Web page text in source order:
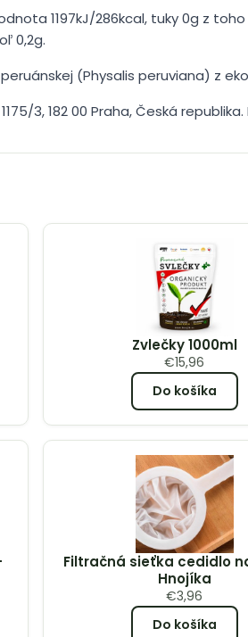
1197kJ/286kcal, tuky 0g z
0,2g.
(Physalis peruviana) z
3, 182 00 Praha, Česká
Zvlečky 1000ml
€15,96
Do košíka
Filtračná sieťka cedidlo
Hnojíka
€3,96
Do košíka